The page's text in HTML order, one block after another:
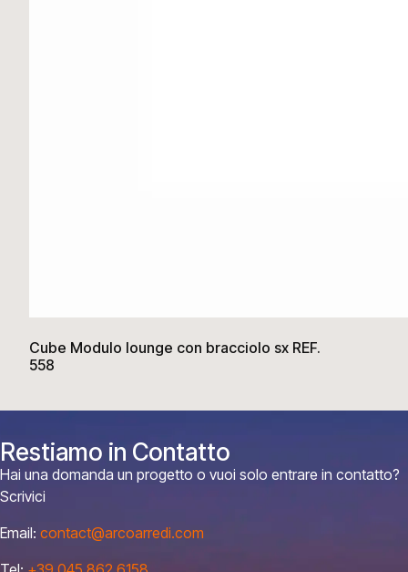
Cube Modulo lounge con bracciolo sx REF.
558
Restiamo in Contatto
Hai una domanda un progetto o vuoi solo entrare in contatto?
Scrivici
Email: contact@arcoarredi.com